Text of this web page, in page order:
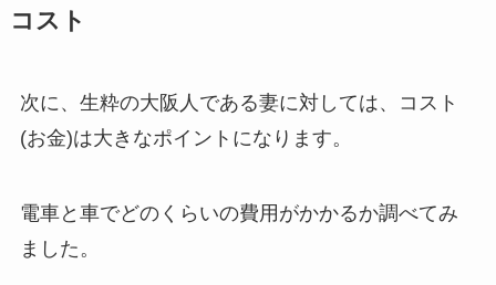
コスト
次に、生粋の大阪人である妻に対しては、コスト
(お金)は大きなポイントになります。
電車と車でどのくらいの費用がかかるか調べてみ
ました。